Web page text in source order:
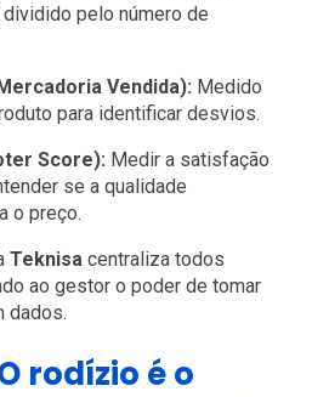
pelo número de
Vendida): Medido
para identificar desvios.
Score): Medir a satisfação
se a qualidade
o preço.
Teknisa centraliza todos
ao gestor o poder de tomar
dados.
rodízio é o